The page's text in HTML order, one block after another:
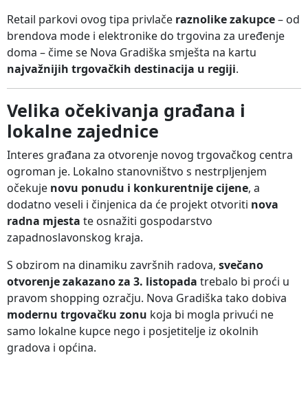
Retail parkovi ovog tipa privlače raznolike zakupce– od
brendova mode i elektronike do trgovina za uređenje
doma – čime se Nova Gradiška smješta na kartu
najvažnijih trgovačkih destinacija u regiji.
Velika očekivanja građana i
lokalne zajednice
Interes građana za otvorenje novog trgovačkog centra
ogroman je. Lokalno stanovništvo s nestrpljenjem
očekuje novu ponudu i konkurentnije cijene, a
dodatno veseli i činjenica da će projekt otvoriti nova
radna mjesta te osnažiti gospodarstvo
zapadnoslavonskog kraja.
S obzirom na dinamiku završnih radova, svečano
otvorenje zakazano za 3. listopada trebalo bi proći u
pravom shopping ozračju. Nova Gradiška tako dobiva
modernu trgovačku zonu koja bi mogla privući ne
samo lokalne kupce nego i posjetitelje iz okolnih
gradova i općina.